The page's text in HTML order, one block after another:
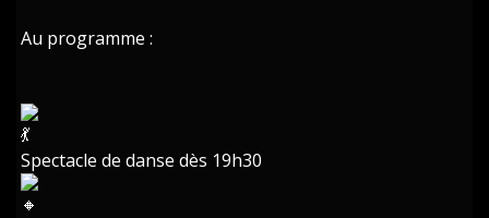
Au programme :
Spectacle de danse dès 19h30